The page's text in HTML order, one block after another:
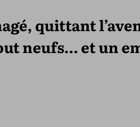
quittant
neufs… et un